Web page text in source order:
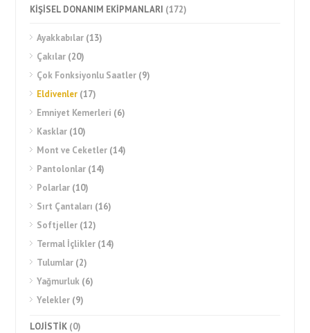
KİŞİSEL DONANIM EKİPMANLARI (172)
Ayakkabılar (13)
Çakılar (20)
Çok Fonksiyonlu Saatler (9)
Eldivenler (17)
Emniyet Kemerleri (6)
Kasklar (10)
Mont ve Ceketler (14)
Pantolonlar (14)
Polarlar (10)
Sırt Çantaları (16)
Softjeller (12)
Termal İçlikler (14)
Tulumlar (2)
Yağmurluk (6)
Yelekler (9)
LOJİSTİK (0)